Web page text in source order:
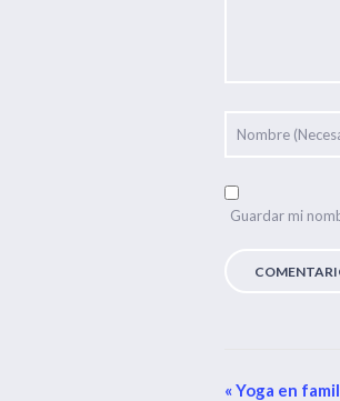
Guardar mi
«Yoga en